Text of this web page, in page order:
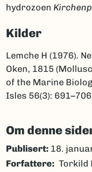
hydrozoen
Kilder
Lemche H (1976).
Oken, 1815
of the Marine
Isles 56(3):
Om denne
Publisert: 18.
Forfattere
Torkild